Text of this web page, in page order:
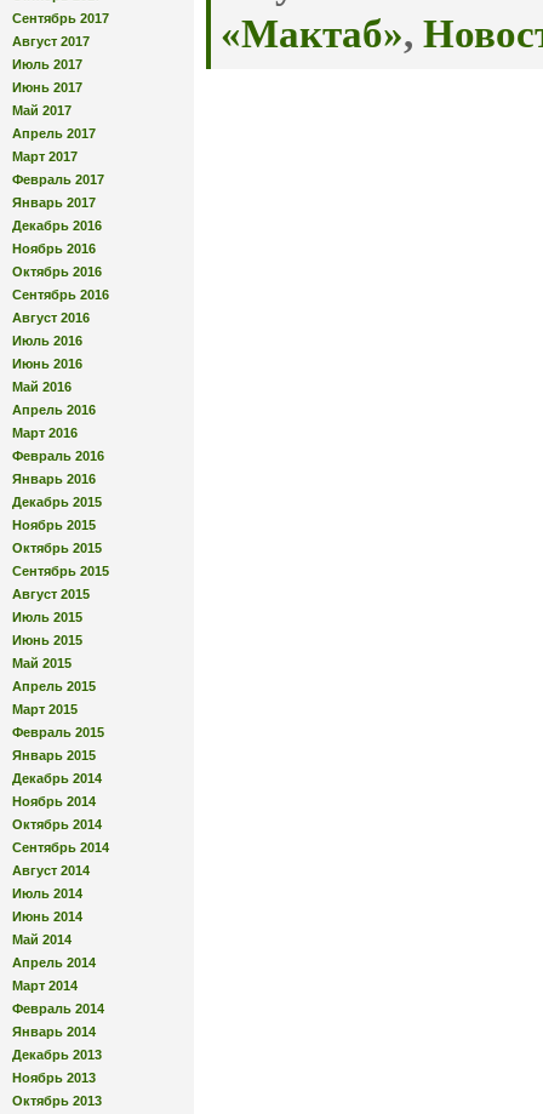
Сентябрь 2017
Август 2017
Июль 2017
Июнь 2017
Май 2017
Апрель 2017
Март 2017
Февраль 2017
Январь 2017
Декабрь 2016
Ноябрь 2016
Октябрь 2016
Сентябрь 2016
Август 2016
Июль 2016
Июнь 2016
Май 2016
Апрель 2016
Март 2016
Февраль 2016
Январь 2016
Декабрь 2015
Ноябрь 2015
Октябрь 2015
Сентябрь 2015
Август 2015
Июль 2015
Июнь 2015
Май 2015
Апрель 2015
Март 2015
Февраль 2015
Январь 2015
Декабрь 2014
Ноябрь 2014
Октябрь 2014
Сентябрь 2014
Август 2014
Июль 2014
Июнь 2014
Май 2014
Апрель 2014
Март 2014
Февраль 2014
Январь 2014
Декабрь 2013
Ноябрь 2013
Октябрь 2013
«Мактаб»,